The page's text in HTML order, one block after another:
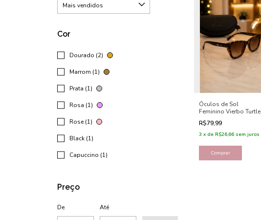
Cor
Dourado (2)
Marrom (1)
Prata (1)
Rosa (1)
Rose (1)
Black (1)
Capuccino (1)
Preço
De Até
Óculos de Sol
Feminino Vierbo Turtle
R$79,99
3 x de R$26,66 sem juros